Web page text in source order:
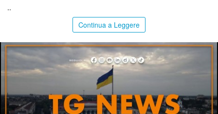
..
Continua a Leggere